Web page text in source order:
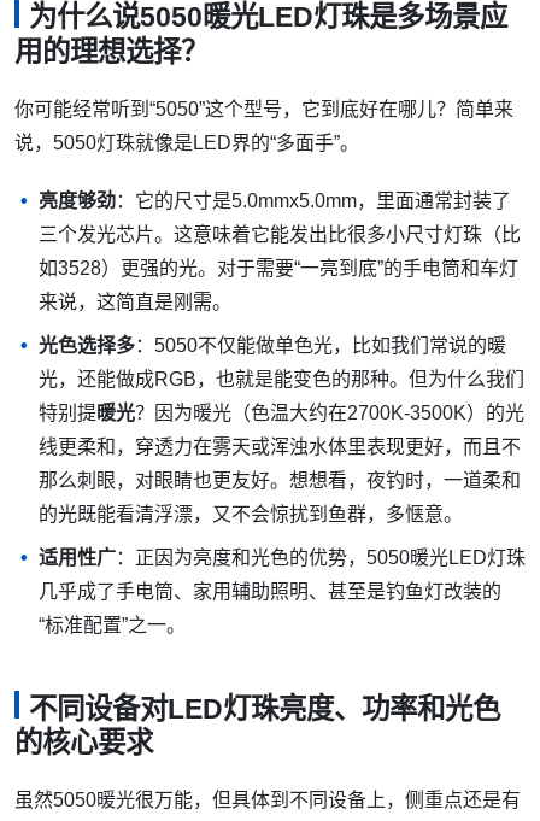
为什么说5050暖光LED灯珠是多场景应
用的理想选择？
你可能经常听到“5050”这个型号，它到底好在哪儿？简单来
说，5050灯珠就像是LED界的“多面手”。
亮度够劲：它的尺寸是5.0mmx5.0mm，里面通常封装了
三个发光芯片。这意味着它能发出比很多小尺寸灯珠（比
如3528）更强的光。对于需要“一亮到底”的手电筒和车灯
来说，这简直是刚需。
光色选择多：5050不仅能做单色光，比如我们常说的暖
光，还能做成RGB，也就是能变色的那种。但为什么我们
特别提 暖光？因为暖光（色温大约在2700K-3500K）的光
线更柔和，穿透力在雾天或浑浊水体里表现更好，而且不
那么刺眼，对眼睛也更友好。想想看，夜钓时，一道柔和
的光既能看清浮漂，又不会惊扰到鱼群，多惬意。
适用性广：正因为亮度和光色的优势，5050暖光LED灯珠
几乎成了手电筒、家用辅助照明、甚至是钓鱼灯改装的
“标准配置”之一。
不同设备对LED灯珠亮度、功率和光色
的核心要求
虽然5050暖光很万能，但具体到不同设备上，侧重点还是有